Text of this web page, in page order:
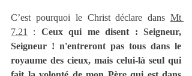
C’est pourquoi le Christ déclare dans Mt
7.21
: Ceux qui me disent : Seigneur,
Seigneur ! n'entreront pas tous dans le
royaume des cieux, mais celui-là seul qui